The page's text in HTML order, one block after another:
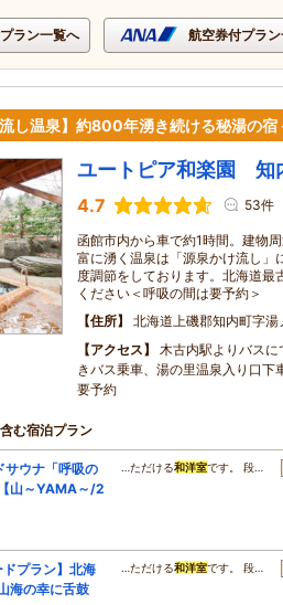
ラン一覧へ 航空券付プラ
流し温泉】約800年湧き続ける秘湯の宿
ユートピア和楽園 知
4.7 53件
函館市内から車で約1時間。建物
富に湧く温泉は「源泉かけ流し」
度調節をしております。北海道最
ください＜呼吸の間は要予約＞
住所
北海道上磯郡知内町字
アクセス
木古内駅よりバス
きバス乗車、湯の里温泉入り口下
要予約
む宿泊プラン
サウナ「呼吸の
山～YAMA～/2
…ただける和洋室です。 段…
プラン】北海
海の幸に舌鼓
…ただける和洋室です。 段…